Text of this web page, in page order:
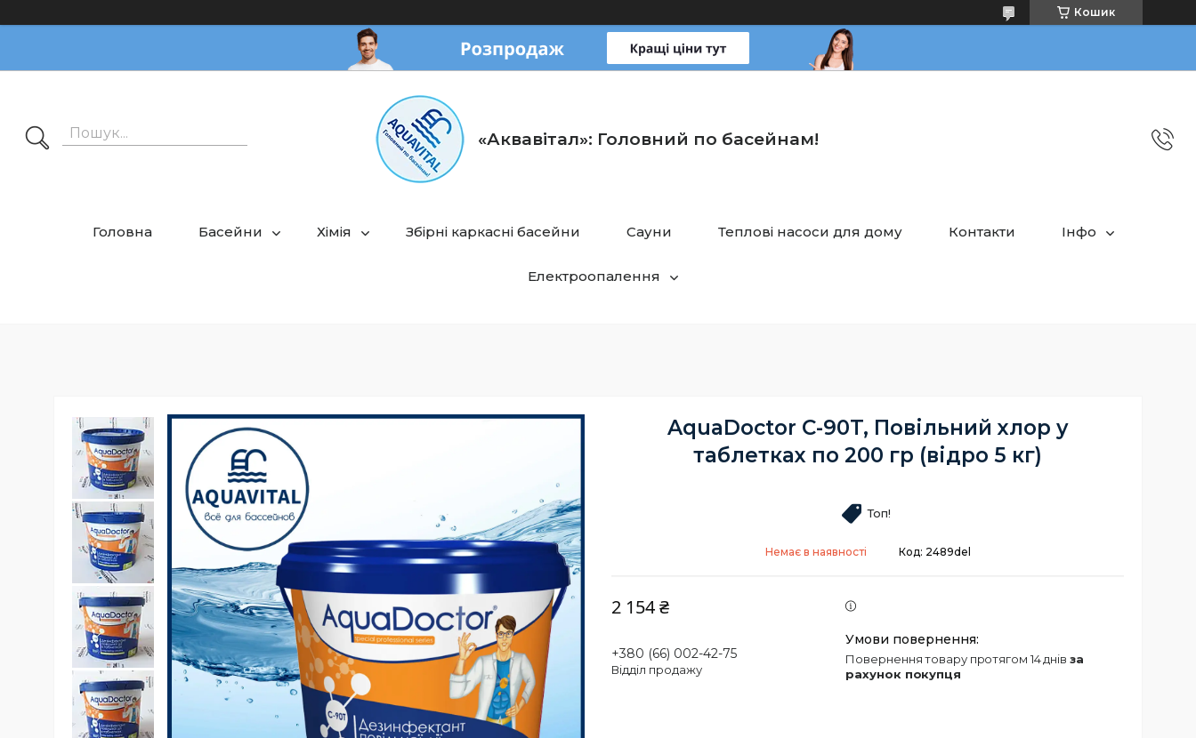
Кошик
«Аквавітал»: Головний по басейнам!
Головна Басейни Хімія Збірні каркасні басейни Сауни Теплові насоси для дому Контакти Інфо
Електроопалення
AquaDoctor C-90T, Повільний хлор у
таблетках по 200 гр (відро 5 кг)
Топ!
Немає в наявності Код: 2489del
2 154 ₴
+380 (66) 002-42-75
Відділ продажу
повернення товару протягом 14 днів за
рахунок покупця